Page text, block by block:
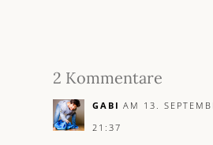
2 Kommentare
GABI AM 13.
21:37